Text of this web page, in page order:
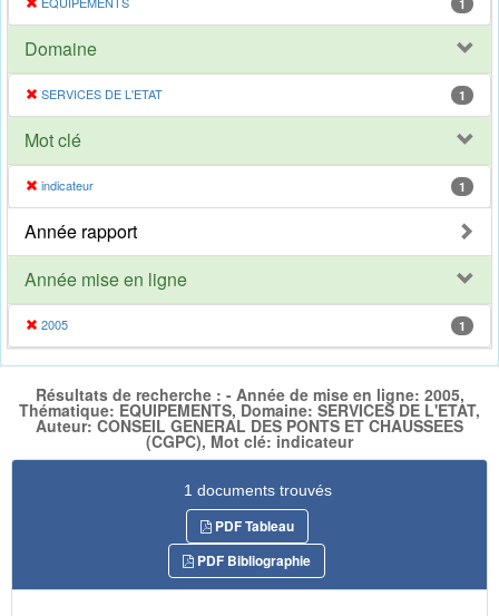
1
Domaine
SERVICES DE L'ETAT 1
Mot clé
indicateur 1
Année rapport
Année mise en ligne
2005 1
Résultats de recherche : - Année de mise en ligne: 2005,
Thématique: EQUIPEMENTS, Domaine: SERVICES DE L'ETAT,
Auteur: CONSEIL GENERAL DES PONTS ET CHAUSSEES
(CGPC), Mot clé: indicateur
1 documents trouvés
PDF Tableau
PDF Bibliographie